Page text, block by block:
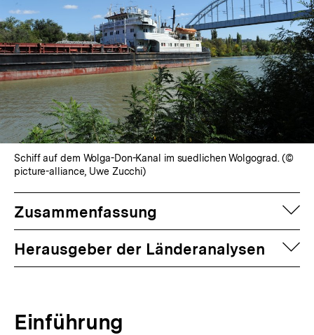
Schiff auf dem Wolga-Don-Kanal im suedlichen Wolgograd. (©
picture-alliance, Uwe Zucchi)
Zusammenfassung
Herausgeber der Länderanalysen
Einführung